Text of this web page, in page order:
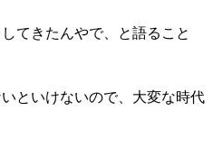
てきたんやで、と語ること
といけないので、大変な時代